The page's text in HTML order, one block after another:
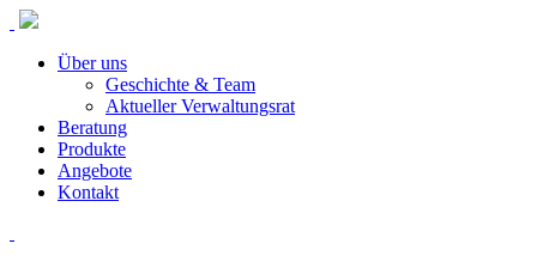
Über uns
Geschichte & Team
Aktueller Verwaltungsrat
Beratung
Produkte
Angebote
Kontakt